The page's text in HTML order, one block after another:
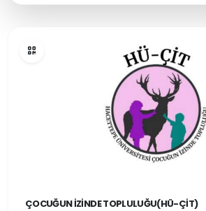
ÇOCUĞUN İZINDE TOPLULUĞU(HÜ-ÇİT)